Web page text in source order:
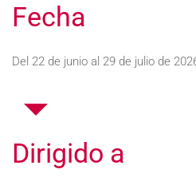
Fecha
Del 22 de junio al 29 de julio de
Dirigido a